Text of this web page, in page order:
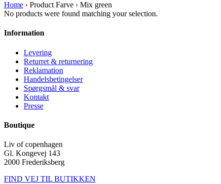
Home › Product Farve › Mix green
No products were found matching your selection.
Information
Levering
Returret & returnering
Reklamation
Handelsbetingelser
Spørgsmål & svar
Kontakt
Presse
Boutique
Liv of copenhagen
Gl. Kongevej 143
2000 Frederiksberg
FIND VEJ TIL BUTIKKEN